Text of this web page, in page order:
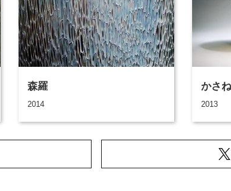
森羅
2014
かさね
2013